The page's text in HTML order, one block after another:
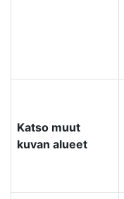
Katso muut
kuvan alueet